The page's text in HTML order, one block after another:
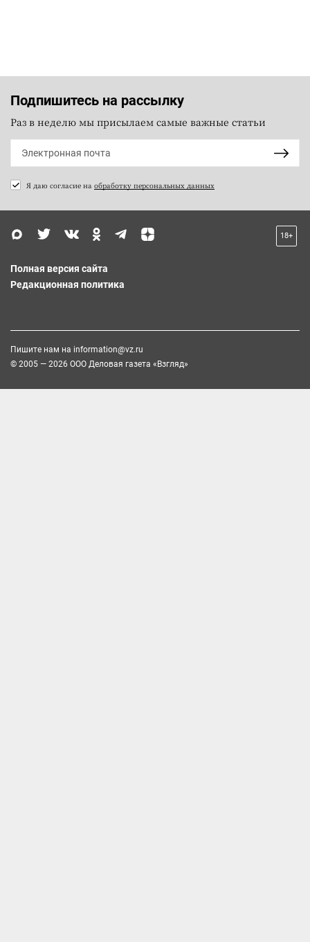
Подпишитесь на рассылку
Раз в неделю мы присылаем самые важные статьи
Я даю согласие на обработку персональных данных
18+
Полная версия сайта
Редакционная политика
Пишите нам на information@vz.ru
© 2005 — 2026 ООО Деловая газета «Взгляд»